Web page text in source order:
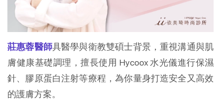
莊惠蓉醫師具醫學與衛教雙碩士背景，重視溝通與肌
膚健康基礎調理，擅長使用 Hycoox 水光儀進行保濕
針、膠原蛋白注射等療程，為你量身打造安全又高效
的護膚方案。